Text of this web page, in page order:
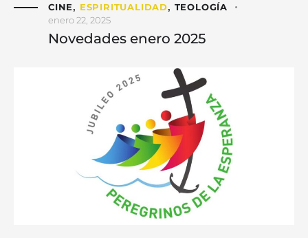
CINE , ESPIRITUALIDAD, TEOLOGÍA
enero 22, 2025
Novedades enero 2025